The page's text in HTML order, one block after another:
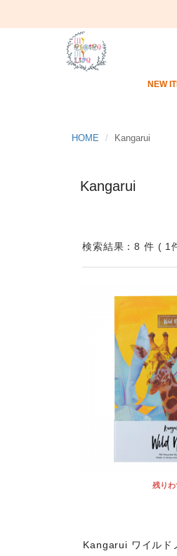
NEW
HOME Kangarui
Kangarui
検索結果：8 件 ( 1
残りわ
Kangarui ワイルド